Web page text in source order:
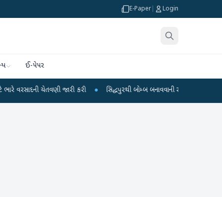
E-Paper Login
ઈ-પેપર
જારી કરી ● સિદ્ધપુરથી બોમ્બ બનાવવાની સામગ્રી સાથે જૈશના 5 શંકાસ્પદ